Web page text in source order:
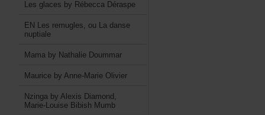
LesglacesbyRébeccaDéraspe
ENLesremugles,ouLadanse
nuptiale
MamabyNathalieDoummar
MauricebyAnne-MarieOlivier
NzingabyAlexisDiamond,
Marie-LouiseBibishMumb